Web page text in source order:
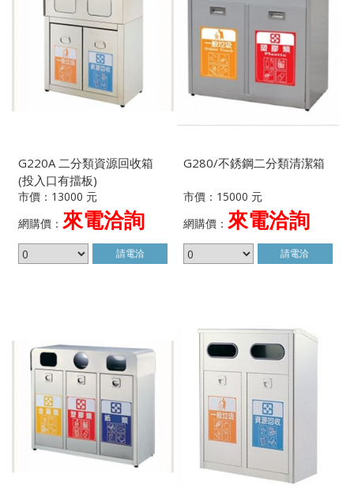
G220A 二分類資源回收箱
(投入口有擋板)
市價：13000 元
網購價： 來電洽詢
請電洽
G280/不銹鋼二分類清潔箱
市價：15000 元
網購價： 來電洽詢
請電洽